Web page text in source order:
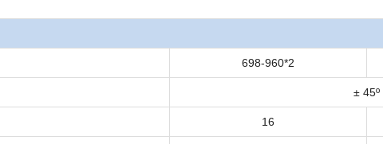
698-960*2
± 45º
16